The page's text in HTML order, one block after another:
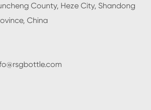
County, Heze City, Shandong
China